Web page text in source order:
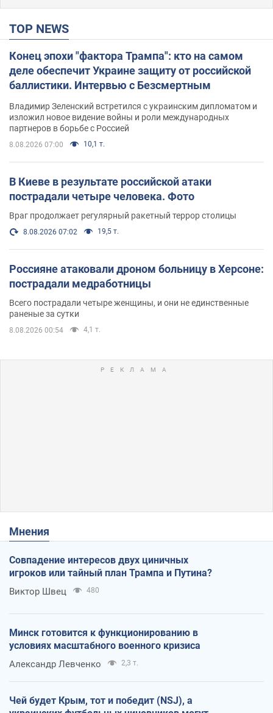
TOP NEWS
Конец эпохи "фактора Трампа": кто на самом
деле обеспечит Украине защиту от российской
баллистики. Интервью с Безсмертным
Владимир Зеленский встретился с украинским дипломатом и
изложил новое видение войны и роли международных
партнеров в борьбе с Россией
8.08.2026 07:00 10,1 т.
В Киеве в результате российской атаки
пострадали четыре человека. Фото
Враг продолжает регулярный ракетный террор столицы
8.08.2026 07:02 19,5 т.
Россияне атаковали дроном больницу в Херсоне:
пострадали медработницы
Всего пострадали четыре женщины, и они не единственные
раненые за сутки
8.08.2026 00:54 4,1 т.
Мнения
Совпадение интересов двух циничных
игроков или тайный план Трампа и Путина?
Виктор Швец 480
Минск готовится к функционированию в
условиях масштабного военного кризиса
Александр Левченко 2,3 т.
Чей будет Крым, тот и победит (NSJ), а